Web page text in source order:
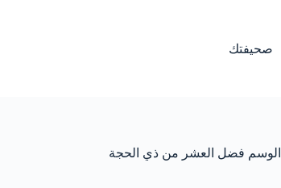
صحيفتك
الوسم فضل العشر من ذي الحجة